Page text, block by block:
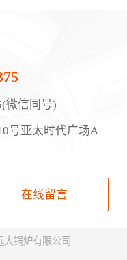
微信同号)
在线留言
大锅炉有限公司